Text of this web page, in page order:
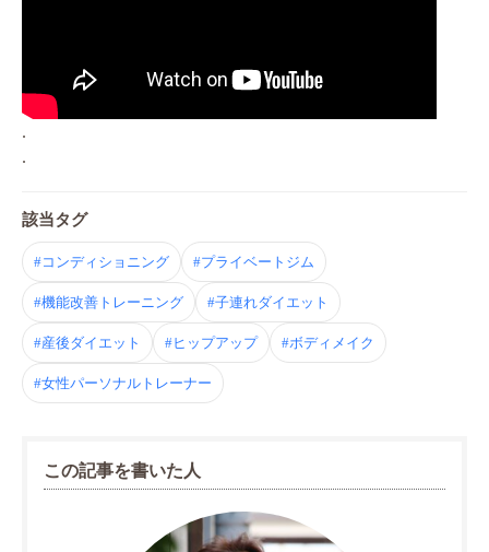
.
.
該当タグ
#コンディショニング #プライベートジム
#機能改善トレーニング #子連れダイエット
#産後ダイエット #ヒップアップ #ボディメイク
#女性パーソナルトレーナー
この記事を書いた人